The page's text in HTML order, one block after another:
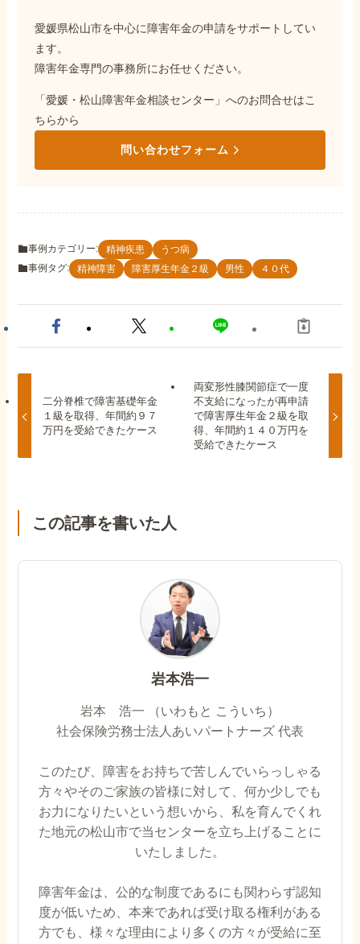
愛媛県松山市を中心に障害年金の申請をサポートしてい
ます。
障害年金専門の事務所にお任せください。
「愛媛・松山障害年金相談センター」へのお問合せはこ
ちらから
問い合わせフォーム
事例カテゴリー: 精神疾患
うつ病
事例タグ:
精神障害 障害厚生年金２級 男性 ４０代
二分脊椎で障害基礎年金
１級を取得、年間約９７
万円を受給できたケース
両変形性膝関節症で一度
不支給になったが再申請
で障害厚生年金２級を取
得、年間約１４０万円を
受給できたケース
この記事を書いた人
岩本浩一
岩本 浩一 （いわもと こういち）
社会保険労務士法人あいパートナーズ 代表
このたび、障害をお持ちで苦しんでいらっしゃる
方々やそのご家族の皆様に対して、何か少しでも
お力になりたいという想いから、私を育んでくれ
た地元の松山市で当センターを立ち上げることに
いたしました。
障害年金は、公的な制度であるにも関わらず認知
度が低いため、本来であれば受け取る権利がある
方でも、様々な理由により多くの方々が受給に至